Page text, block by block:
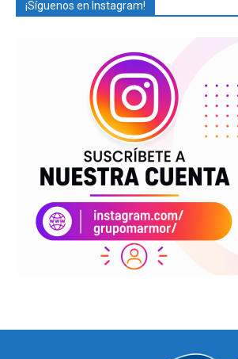
¡Síguenos en Instagram!